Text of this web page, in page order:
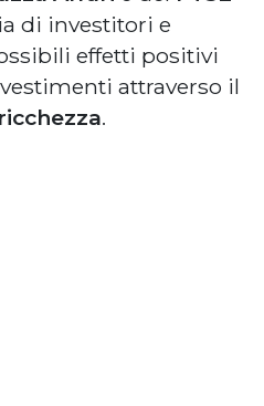
di investitori e
effetti positivi
attraverso il
.